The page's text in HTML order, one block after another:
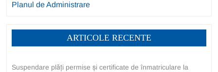
Planul de Administrare
ARTICOLE RECENTE
Suspendare plăți permise și certificate de înmatriculare la